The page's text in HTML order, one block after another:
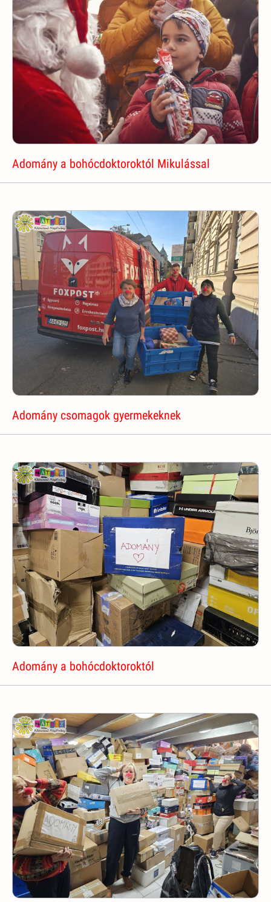
Adomány a bohócdoktoroktól Mikulással
Adomány csomagok gyermekeknek
Adomány a bohócdoktoroktól